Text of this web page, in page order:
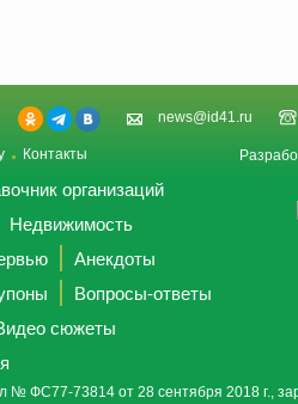
news@id41.ru
Контакты
организаций
Недвижимость
Анекдоты
Вопросы-ответы
сюжеты
№ ФС77-73814 от 28 сентября 2018 г.,